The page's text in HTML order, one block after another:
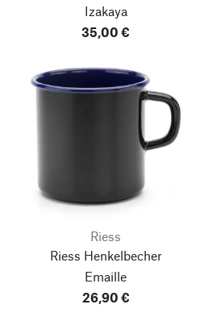
Izakaya
35,00 €
Riess
Riess Henkelbecher
Emaille
26,90 €